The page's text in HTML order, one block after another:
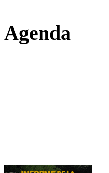
Agenda